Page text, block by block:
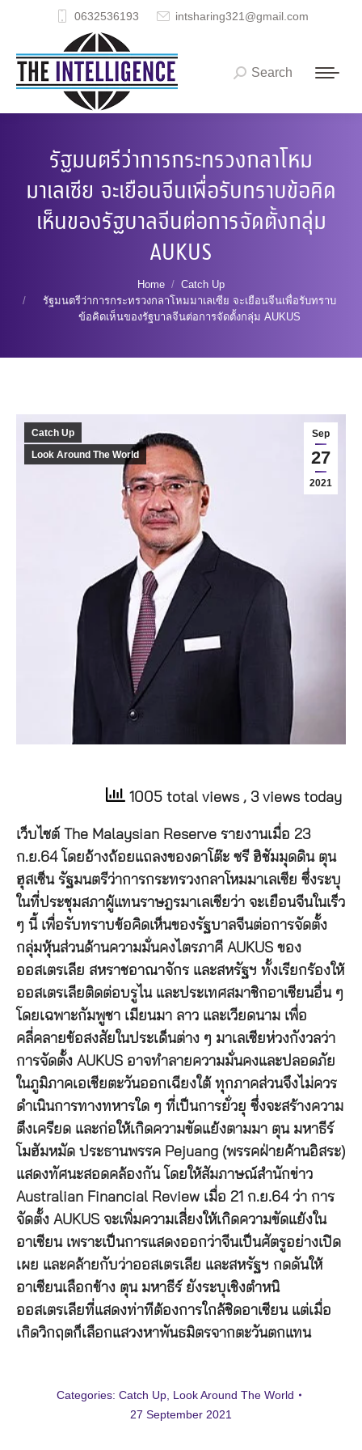
0632536193 intsharing321@gmail.com
Search:
Search
รัฐมนตรีว่าการกระทรวงกลาโหม
มาเลเซีย จะเยือนจีนเพื่อรับทราบข้อคิด
เห็นของรัฐบาลจีนต่อการจัดตั้งกลุ่ม
AUKUS
Home
Catch Up
รัฐมนตรีว่าการกระทรวงกลาโหมมาเลเซีย จะเยือนจีนเพื่อรับทราบ
ข้อคิดเห็นของรัฐบาลจีนต่อการจัดตั้งกลุ่ม AUKUS
Sep
27
2021
Catch Up
Look Around The World
1005 total views , 3 views today
เว็บไซต์ The Malaysian Reserve รายงานเมื่อ 23
ก.ย.64 โดยอ้างถ้อยแถลงของดาโต๊ะ ซรี ฮิชัมมุดดิน ตุน
ฮุสเซ็น รัฐมนตรีว่าการกระทรวงกลาโหมมาเลเซีย ซึ่งระบุ
ในที่ประชุมสภาผู้แทนราษฎรมาเลเซียว่า จะเยือนจีนในเร็ว
ๆ นี้ เพื่อรับทราบข้อคิดเห็นของรัฐบาลจีนต่อการจัดตั้ง
กลุ่มหุ้นส่วนด้านความมั่นคงไตรภาคี AUKUS ของ
ออสเตรเลีย สหราชอาณาจักร และสหรัฐฯ ทั้งเรียกร้องให้
ออสเตรเลียติดต่อบรูไน และประเทศสมาชิกอาเซียนอื่น ๆ
โดยเฉพาะกัมพูชา เมียนมา ลาว และเวียดนาม เพื่อ
คลี่คลายข้อสงสัยในประเด็นต่าง ๆ มาเลเซียห่วงกังวลว่า
การจัดตั้ง AUKUS อาจทำลายความมั่นคงและปลอดภัย
ในภูมิภาคเอเชียตะวันออกเฉียงใต้ ทุกภาคส่วนจึงไม่ควร
ดำเนินการทางทหารใด ๆ ที่เป็นการยั่วยุ ซึ่งจะสร้างความ
ตึงเครียด และก่อให้เกิดความขัดแย้งตามมา ตุน มหาธีร์
โมฮัมหมัด ประธานพรรค Pejuang (พรรคฝ่ายค้านอิสระ)
แสดงทัศนะสอดคล้องกัน โดยให้สัมภาษณ์สำนักข่าว
Australian Financial Review เมื่อ 21 ก.ย.64 ว่า การ
จัดตั้ง AUKUS จะเพิ่มความเสี่ยงให้เกิดความขัดแย้งใน
อาเซียน เพราะเป็นการแสดงออกว่าจีนเป็นศัตรูอย่างเปิด
เผย และคล้ายกับว่าออสเตรเลีย และสหรัฐฯ กดดันให้
อาเซียนเลือกข้าง ตุน มหาธีร์ ยังระบุเชิงตำหนิ
ออสเตรเลียที่แสดงท่าทีต้องการใกล้ชิดอาเซียน แต่เมื่อ
เกิดวิกฤตก็เลือกแสวงหาพันธมิตรจากตะวันตกแทน
Categories: Catch Up, Look Around The World
27 September 2021